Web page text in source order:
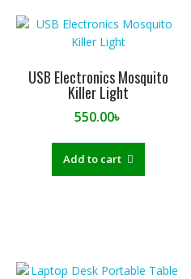
USB Electronics Mosquito
Killer Light
550.00৳
Add to cart